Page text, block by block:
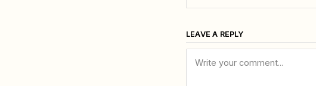
LEAVE A REPLY